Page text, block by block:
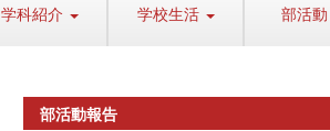
学科紹介 学校生活 部活動
部活動報告